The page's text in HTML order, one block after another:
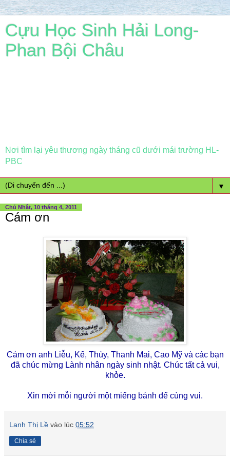
Cựu Học Sinh Hải Long-
Phan Bội Châu
Nơi tìm lại yêu thương ngày tháng cũ dưới mái trường HL-
PBC
▼
Chủ Nhật, 10 tháng 4, 2011
Cám ơn
Cám ơn anh Liễu, Kế, Thùy, Thanh Mai, Cao Mỹ và các bạn
đã chúc mừng Lành nhân ngày sinh nhật. Chúc tất cả vui,
khỏe.
Xin mời mỗi người một miếng bánh để cùng vui.
Lanh Thị Lề vào lúc 05:52
Chia sẻ